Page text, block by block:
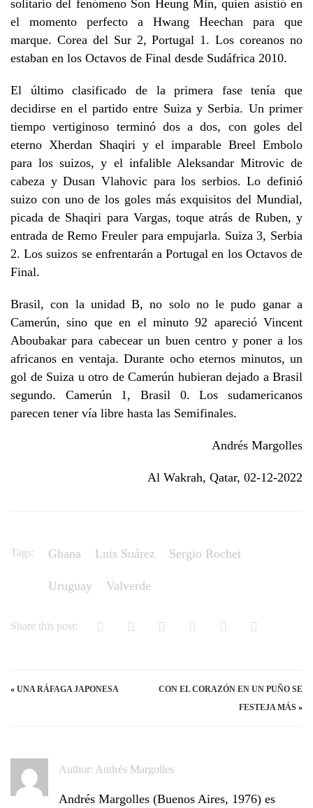
solitario del fenómeno Son Heung Min, quien asistió en
el momento perfecto a Hwang Heechan para que
marque. Corea del Sur 2, Portugal 1. Los coreanos no
estaban en los Octavos de Final desde Sudáfrica 2010.
El último clasificado de la primera fase tenía que
decidirse en el partido entre Suiza y Serbia. Un primer
tiempo vertiginoso terminó dos a dos, con goles del
eterno Xherdan Shaqiri y el imparable Breel Embolo
para los suizos, y el infalible Aleksandar Mitrovic de
cabeza y Dusan Vlahovic para los serbios. Lo definió
suizo con uno de los goles más exquisitos del Mundial,
picada de Shaqiri para Vargas, toque atrás de Ruben, y
entrada de Remo Freuler para empujarla. Suiza 3, Serbia
2. Los suizos se enfrentarán a Portugal en los Octavos de
Final.
Brasil, con la unidad B, no solo no le pudo ganar a
Camerún, sino que en el minuto 92 apareció Vincent
Aboubakar para cabecear un buen centro y poner a los
africanos en ventaja. Durante ocho eternos minutos, un
gol de Suiza u otro de Camerún hubieran dejado a Brasil
segundo. Camerún 1, Brasil 0. Los sudamericanos
parecen tener vía libre hasta las Semifinales.
Andrés Margolles
Al Wakrah, Qatar, 02-12-2022
Tags: Ghana Luis Suárez Sergio Rochet
Uruguay Valverde
Share this post:
« UNA RÁFAGA JAPONESA
CON EL CORAZÓN EN UN PUÑO SE
FESTEJA MÁS »
Author: Andrés Margolles
Andrés Margolles (Buenos Aires, 1976) es